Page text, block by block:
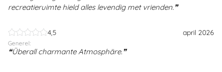
recreatieruimte hield alles levendig met vrienden.
4,5 april 2026
Generel:
Überall charmante Atmosphäre.